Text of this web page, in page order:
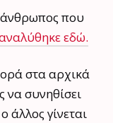
άνθρωπος που
εδώ.
στα αρχικά
να συνηθίσει
άλλος γίνεται